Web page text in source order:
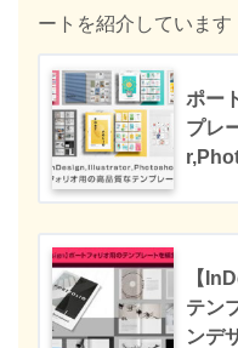
ートを紹介しています
ポー
プレ
【
テン
ンデ